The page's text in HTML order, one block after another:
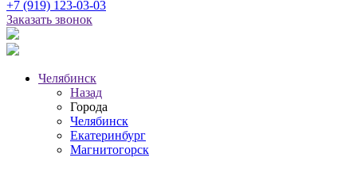
+7 (919) 123-03-03
Заказать звонок
Челябинск
Назад
Города
Челябинск
Екатеринбург
Магнитогорск